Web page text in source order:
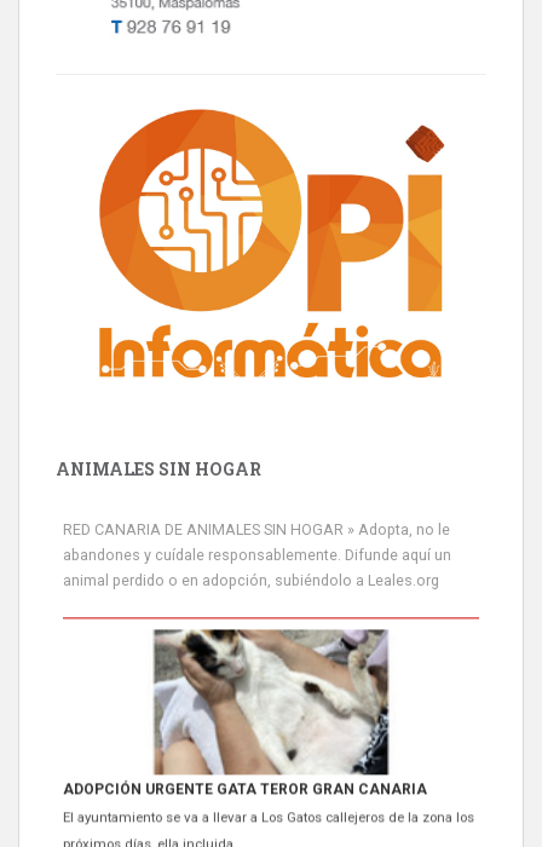
ANIMALES SIN HOGAR
RED CANARIA DE ANIMALES SIN HOGAR » Adopta, no le
abandones y cuídale responsablemente. Difunde aquí un
animal perdido o en adopción, subiéndolo a Leales.org
ADOPCIÓN URGENTE GATA TEROR GRAN CANARIA
El ayuntamiento se va a llevar a Los Gatos callejeros de la zona los
próximos días, ella incluida...